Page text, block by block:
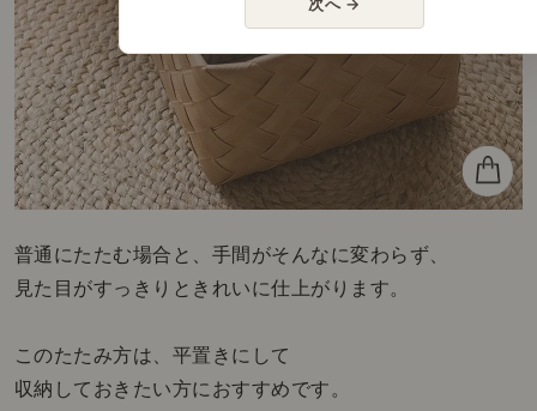
普通にたたむ場合と、手間がそんなに変わらず、
見た目がすっきりときれいに仕上がります。
このたたみ方は、平置きにして
収納しておきたい方におすすめです。